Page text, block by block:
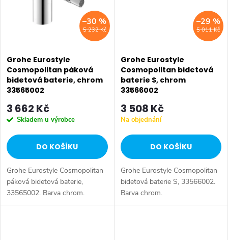
5 232 Kč
–30 %
Grohe Eurostyle
Cosmopolitan páková
bidetová baterie, chrom
33565002
3 662 Kč
Skladem u výrobce
DO KOŠÍKU
Grohe Eurostyle Cosmopolitan
páková bidetová baterie,
33565002. Barva chrom.
5 011 Kč
–29 %
Grohe Eurostyle
Cosmopolitan bidetová
baterie S, chrom
33566002
3 508 Kč
Na objednání
DO KOŠÍKU
Grohe Eurostyle Cosmopolitan
bidetová baterie S, 33566002.
Barva chrom.